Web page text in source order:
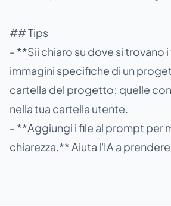
## Tips
- **Sii chiaro su dove si trovano i
immagini specifiche di un
cartella del progetto; quelle
nella tua cartella utente.
- **Aggiungi i file al prompt per
chiarezza.** Aiuta l'IA a prendere